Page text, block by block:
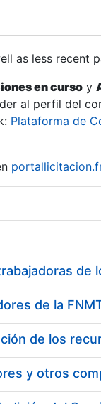
as less recent
en curso y
al perfil del
Plataforma de
y otros